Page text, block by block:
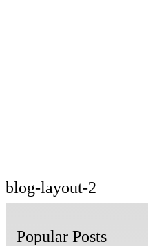
blog-layout-2
Popular Posts